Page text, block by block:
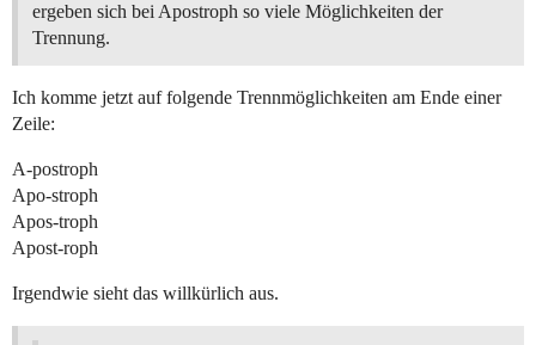
ergeben sich bei Apostroph so viele Möglichkeiten der
Trennung.
Ich komme jetzt auf folgende Trennmöglichkeiten am Ende einer
Zeile:
A-postroph
Apo-stroph
Apos-troph
Apost-roph
Irgendwie sieht das willkürlich aus.